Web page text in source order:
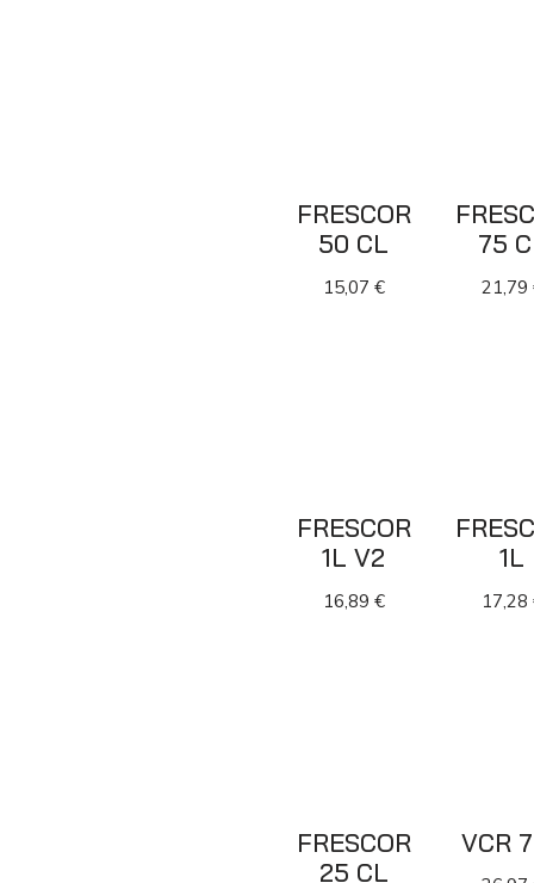
FRESCOR
50 CL
15,07 €
75
21,79
FRESCOR
1L V2
16,89 €
1L
17,28
FRESCOR
25 CL
VCR